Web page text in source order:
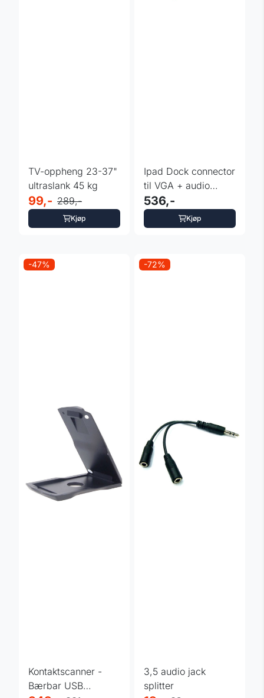
TV-oppheng 23-37"
ultraslank 45 kg
99,- 289,-
Kjøp
Ipad Dock connector
til VGA + audio
adapter kabel
536,-
Kjøp
-47%
Kontaktscanner -
Bærbar USB
-72%
3,5 audio jack
splitter